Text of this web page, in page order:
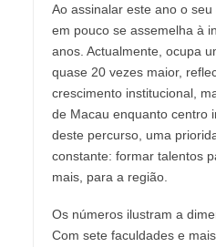
Ao assinalar este ano o seu
em pouco se assemelha à
anos. Actualmente, ocupa
quase 20 vezes maior,
crescimento institucional,
de Macau enquanto centro
deste percurso, uma
constante: formar talentos
mais, para a região.
Os números ilustram a
Com sete faculdades e